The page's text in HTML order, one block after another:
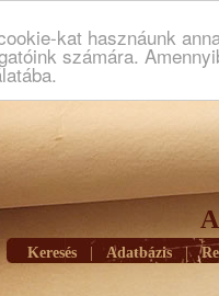
kat hasznáunk
számára.
Keresés Adatbázis |